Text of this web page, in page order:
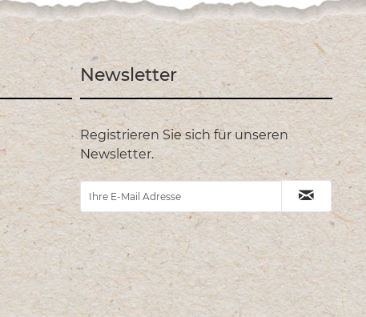
Newsletter
Registrieren Sie sich für unseren
Newsletter.